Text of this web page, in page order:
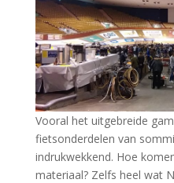
Vooral het uitgebreide
fietsonderdelen van
indrukwekkend. Hoe
materiaal? Zelfs heel wat